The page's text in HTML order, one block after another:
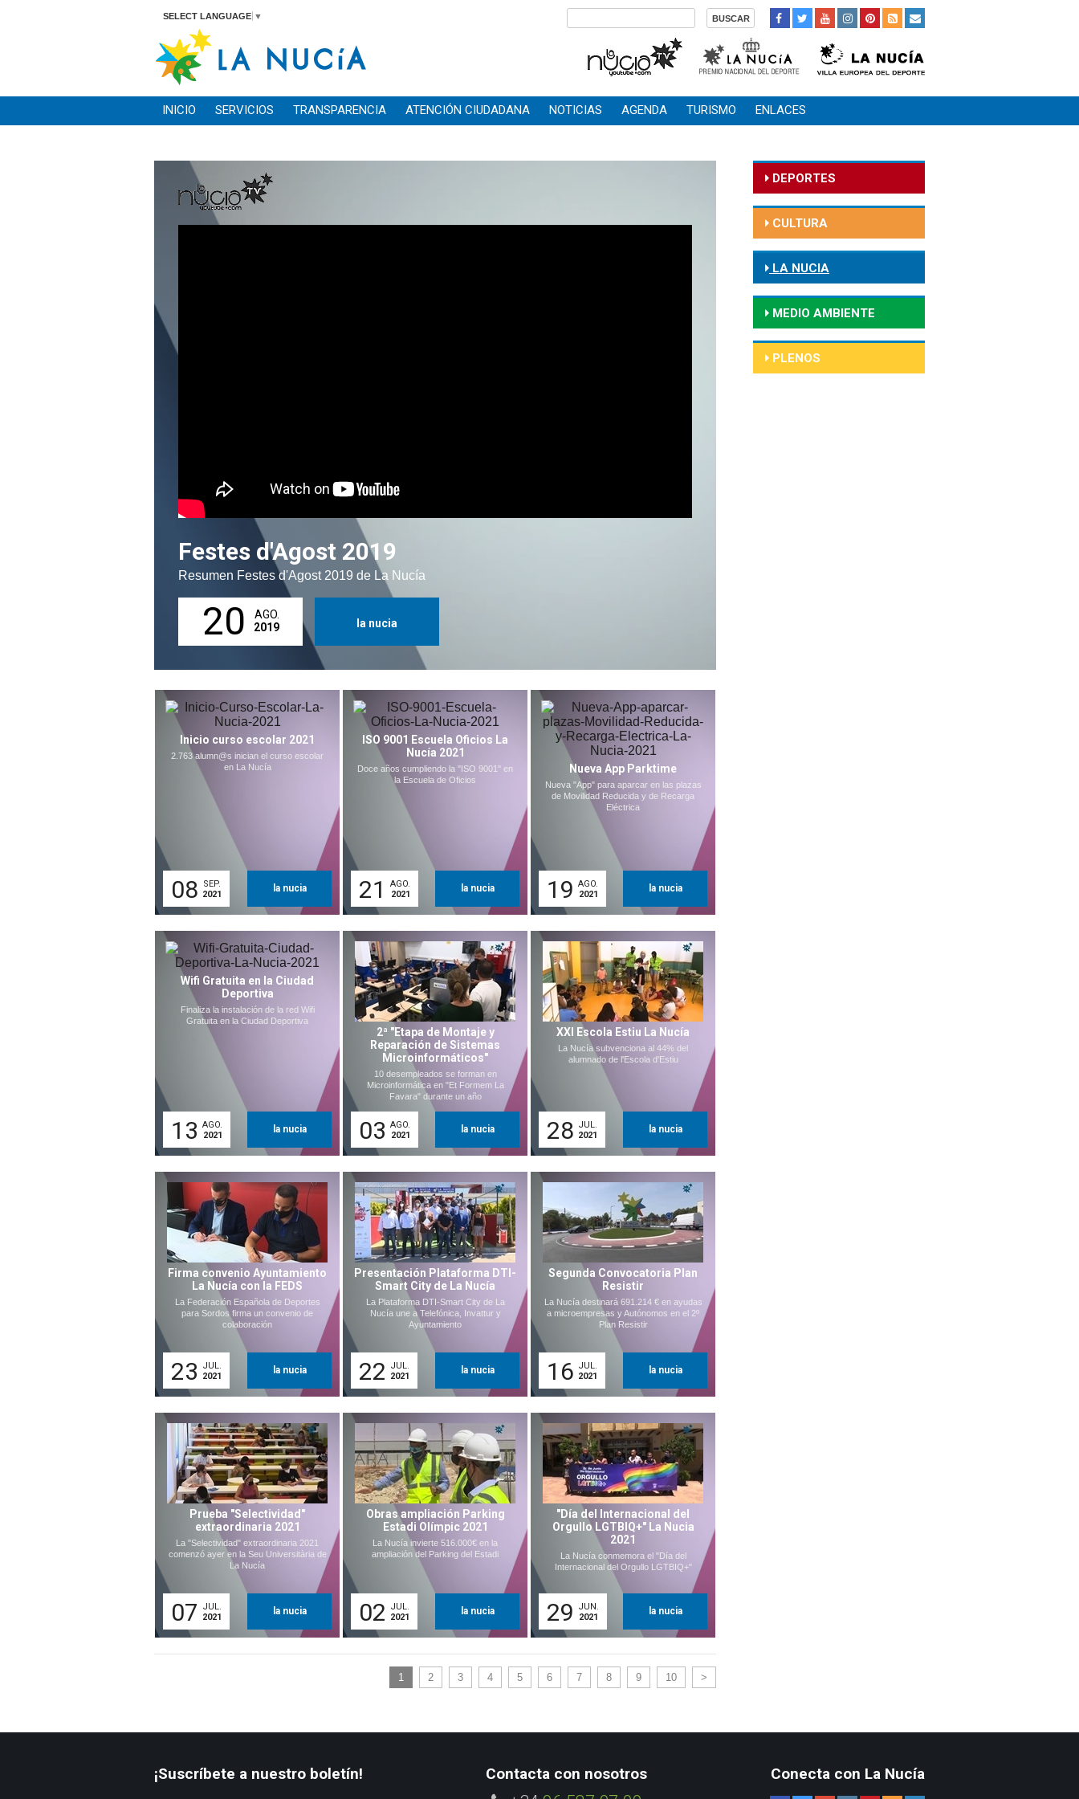
SELECT LANGUAGE ▼
INICIO SERVICIOS TRANSPARENCIA ATENCIÓN CIUDADANA NOTICIAS AGENDA TURISMO ENLACES
Festes d'Agost 2019
Resumen Festes d'Agost 2019 de La Nucía
20
AGO.
2019
la nucia
Inicio curso escolar 2021
2.763 alumn@s inician el curso escolar
en La Nucía
08
SEP.
2021
la nucia
ISO 9001 Escuela Oficios La
Nucía 2021
Doce años cumpliendo la "ISO 9001" en
la Escuela de Oficios
21
AGO.
2021
la nucia
Nueva App Parktime
Nueva "App" para aparcar en las plazas
de Movilidad Reducida y de Recarga
Eléctrica
19 AGO.
2021
la nucia
Wifi Gratuita en la Ciudad
Deportiva
Finaliza la instalación de la red Wifi
Gratuita en la Ciudad Deportiva
13 AGO.
2021
la nucia
2ª "Etapa de Montaje y
Reparación de Sistemas
Microinformáticos"
10 desempleados se forman en
Microinformática en "Et Formem La
Favara" durante un año
03 AGO.
2021
la nucia
XXI Escola Estiu La Nucía
La Nucía subvenciona al 44% del
alumnado de l'Escola d'Estiu
28 JUL.
2021
la nucia
Firma convenio Ayuntamiento
La Nucía con la FEDS
La Federación Española de Deportes
para Sordos firma un convenio de
colaboración
23
JUL.
2021
la nucia
Presentación Plataforma DTI-
Smart City de La Nucía
La Plataforma DTI-Smart City de La
Nucía une a Telefónica, Invattur y
Ayuntamiento
22
JUL.
2021
la nucia
Segunda Convocatoria Plan
Resistir
La Nucía destinará 691.214 € en ayudas
a microempresas y Autónomos en el 2º
Plan Resistir
16 JUL.
2021
la nucia
Prueba "Selectividad"
extraordinaria 2021
La "Selectividad" extraordinaria 2021
comenzó ayer en la Seu Universitària de
La Nucía
07
JUL.
2021
la nucia
Obras ampliación Parking
Estadi Olímpic 2021
La Nucía invierte 516.000€ en la
ampliación del Parking del Estadi
02
JUL.
2021
la nucia
"Día del Internacional del
Orgullo LGTBIQ+" La Nucia
2021
La Nucía conmemora el "Día del
Internacional del Orgullo LGTBIQ+"
29
JUN.
2021
la nucia
1 2 3 4 5 6 7 8 9 10 >
DEPORTES
CULTURA
LA NUCIA
MEDIO AMBIENTE
PLENOS
¡Suscríbete a nuestro boletín! Contacta con nosotros Conecta con La Nucía